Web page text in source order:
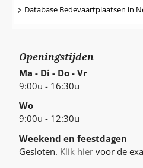
Database Bedevaartplaatsen in
Openingstijden
Ma - Di - Do - Vr
9:00u - 16:30u
Wo
9:00u - 12:30u
Weekend en feestdagen
Gesloten. Klik hier voor de